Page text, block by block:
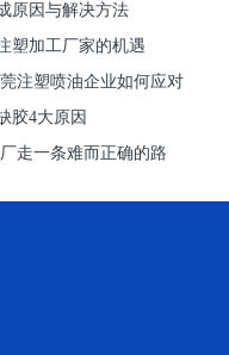
原因与解决方法
塑加工厂家的机遇
注塑喷油企业如何应对
胶4大原因
走一条难而正确的路